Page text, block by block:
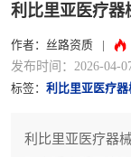
利比里亚医疗器
作者：丝路资质
发布时间：2026-04-
标签： 利比里亚医疗
利比里亚医疗器